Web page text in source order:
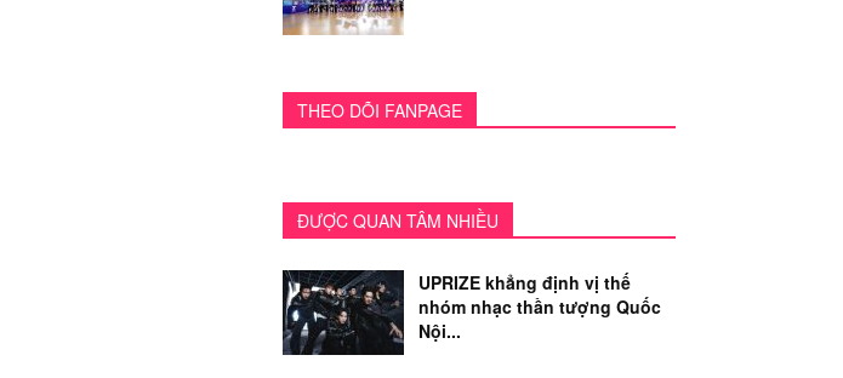
THEO DÕI FANPAGE
ĐƯỢC QUAN TÂM NHIỀU
UPRIZE khẳng định vị thế
nhóm nhạc thần tượng Quốc
Nội...